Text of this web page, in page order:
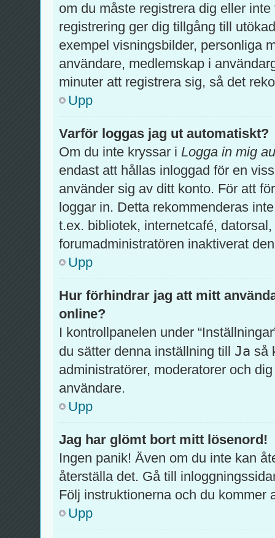
om du måste registrera dig eller
registrering ger dig tillgång till
exempel visningsbilder, personliga
användare, medlemskap i
minuter att registrera sig, så det
Upp
Varför loggas jag ut automatiskt?
Om du inte kryssar i Logga in mig
endast att hållas inloggad för en
använder sig av ditt konto. För att
loggar in. Detta rekommenderas
t.ex. bibliotek, internetcafé,
forumadministratören inaktiverat
Upp
Hur förhindrar jag att mitt
online?
I kontrollpanelen under
du sätter denna inställning till Ja så
administratörer, moderatorer och
användare.
Upp
Jag har glömt bort mitt lösenord!
Ingen panik! Även om du inte kan
återställa det. Gå till
Följ instruktionerna och du kommer
Upp